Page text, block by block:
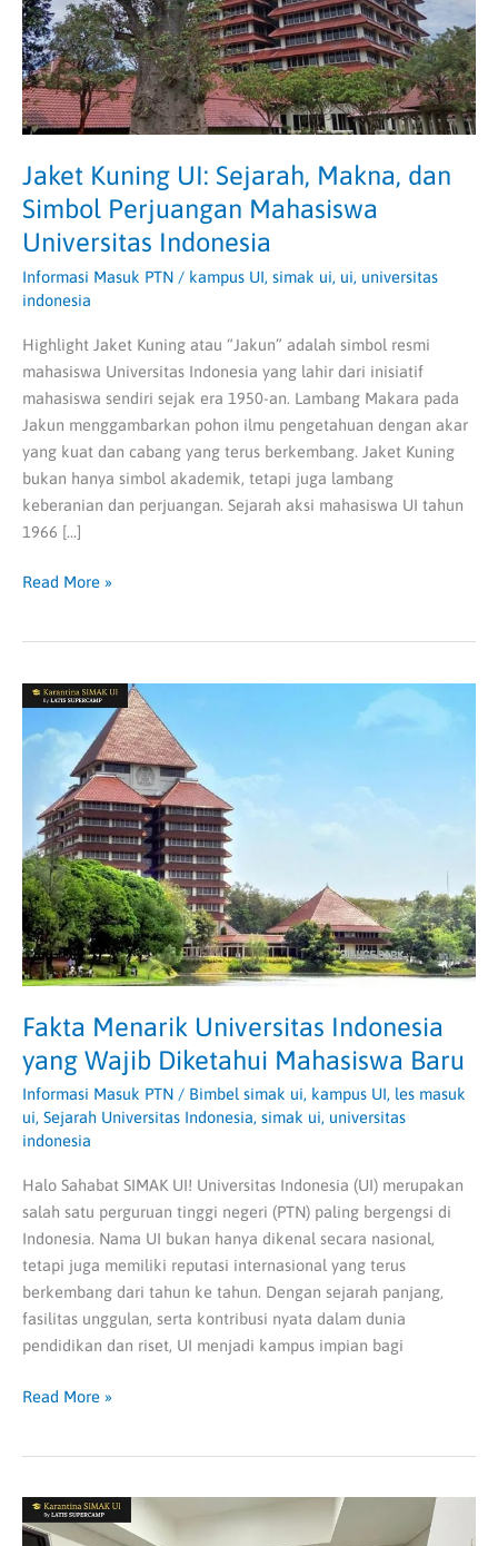
Jaket Kuning UI: Sejarah, Makna, dan
Simbol Perjuangan Mahasiswa
Universitas Indonesia
Informasi Masuk PTN / kampus UI, simak ui, ui, universitas
indonesia
Highlight Jaket Kuning atau “Jakun” adalah simbol resmi
mahasiswa Universitas Indonesia yang lahir dari inisiatif
mahasiswa sendiri sejak era 1950-an. Lambang Makara pada
Jakun menggambarkan pohon ilmu pengetahuan dengan akar
yang kuat dan cabang yang terus berkembang. Jaket Kuning
bukan hanya simbol akademik, tetapi juga lambang
keberanian dan perjuangan. Sejarah aksi mahasiswa UI tahun
1966 […]
Simbol
Perjuangan
Mahasiswa
Universitas
Indonesia
Read More »
Fakta Menarik Universitas Indonesia
yang Wajib Diketahui Mahasiswa Baru
Informasi Masuk PTN / Bimbel simak ui, kampus UI, les masuk
ui, Sejarah Universitas Indonesia, simak ui, universitas
indonesia
Halo Sahabat SIMAK UI! Universitas Indonesia (UI) merupakan
salah satu perguruan tinggi negeri (PTN) paling bergengsi di
Indonesia. Nama UI bukan hanya dikenal secara nasional,
tetapi juga memiliki reputasi internasional yang terus
berkembang dari tahun ke tahun. Dengan sejarah panjang,
fasilitas unggulan, serta kontribusi nyata dalam dunia
pendidikan dan riset, UI menjadi kampus impian bagi
Fakta
Universitas
Indonesia
yang
Wajib
Diketahui
Mahasiswa
Baru
Read More »
Tips
Lolos